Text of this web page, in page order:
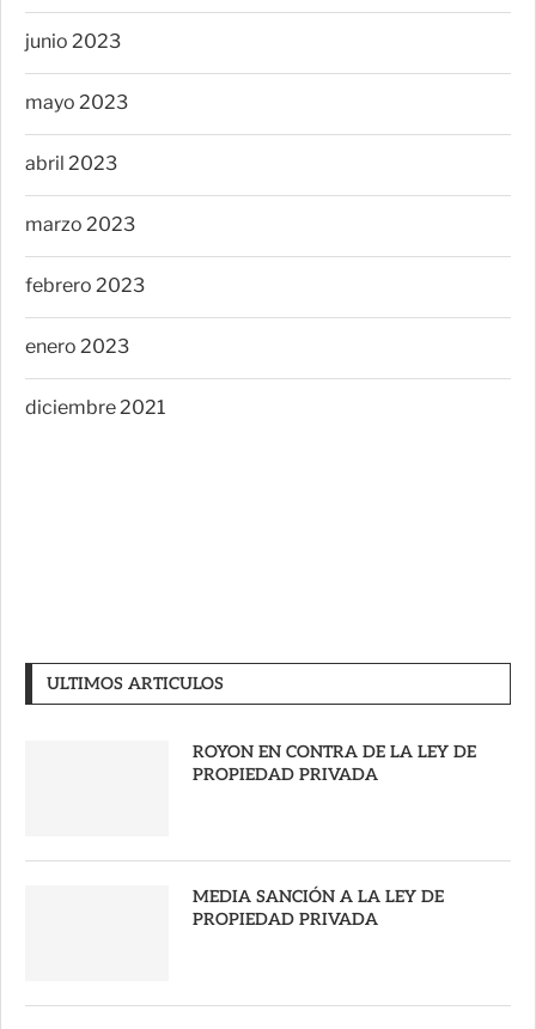
junio 2023
mayo 2023
abril 2023
marzo 2023
febrero 2023
enero 2023
diciembre 2021
ULTIMOS ARTICULOS
ROYON EN CONTRA DE LA LEY DE
PROPIEDAD PRIVADA
MEDIA SANCIÓN A LA LEY DE
PROPIEDAD PRIVADA